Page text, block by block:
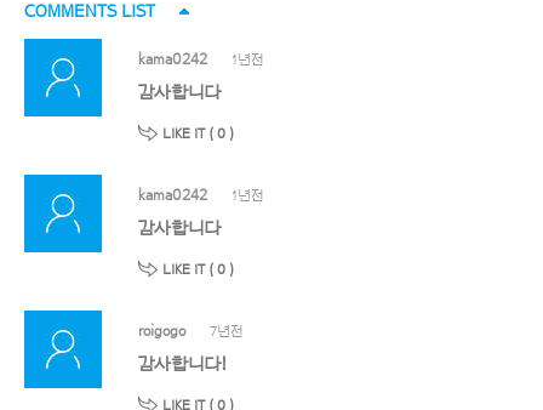
COMMENTS LIST
kama0242 1년전
감사합니다
LIKE IT ( 0 )
kama0242 1년전
감사합니다
LIKE IT ( 0 )
roigogo 7년전
감사합니다!
LIKE IT ( 0 )